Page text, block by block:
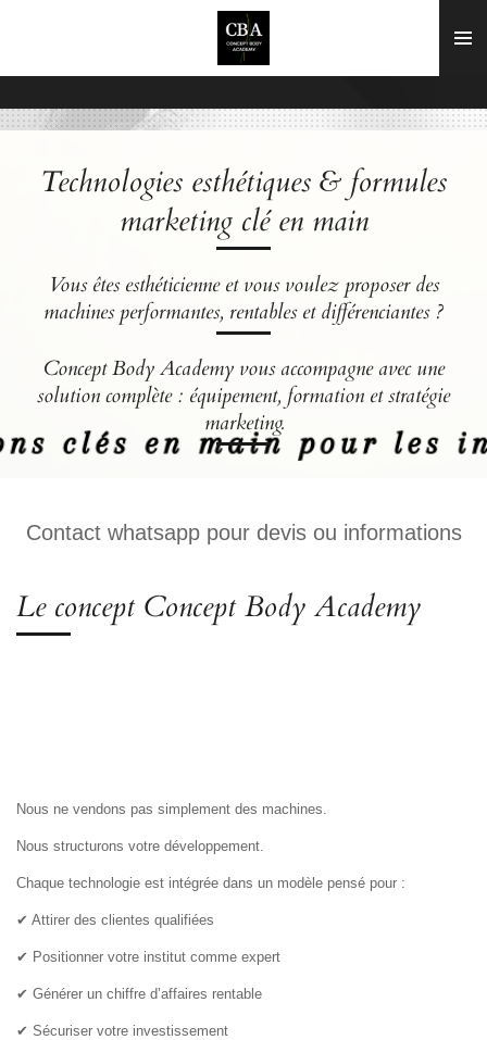
Technologies esthétiques & formules
marketing clé en main
Vous êtes esthéticienne et vous voulez proposer des
machines performantes, rentables et différenciantes ?
Concept Body Academy vous accompagne avec une
solution complète : équipement, formation et stratégie
marketing.
Contact whatsapp pour devis ou informations
Le concept Concept Body Academy
Nous ne vendons pas simplement des machines.
Nous structurons votre développement.
Chaque technologie est intégrée dans un modèle pensé pour :
✔ Attirer des clientes qualifiées
✔ Positionner votre institut comme expert
✔ Générer un chiffre d’affaires rentable
✔ Sécuriser votre investissement